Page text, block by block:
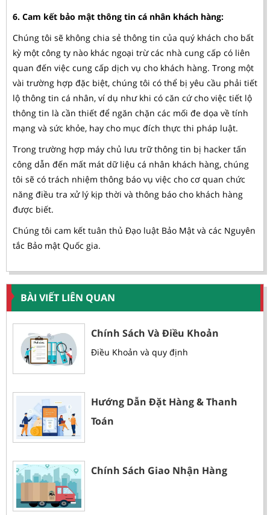
6. Cam kết bảo mật thông tin cá nhân khách hàng:
Chúng tôi sẽ không chia sẻ thông tin của quý khách cho bất
kỳ một công ty nào khác ngoại trừ các nhà cung cấp có liên
quan đến việc cung cấp dịch vụ cho khách hàng. Trong một
vài trường hợp đặc biệt, chúng tôi có thể bị yêu cầu phải tiết
lộ thông tin cá nhân, ví dụ như khi có căn cứ cho việc tiết lộ
thông tin là cần thiết để ngăn chặn các mối đe dọa về tính
mạng và sức khỏe, hay cho mục đích thực thi pháp luật.
Trong trường hợp máy chủ lưu trữ thông tin bị hacker tấn
công dẫn đến mất mát dữ liệu cá nhân khách hàng, chúng
tôi sẽ có trách nhiệm thông báo vụ việc cho cơ quan chức
năng điều tra xử lý kịp thời và thông báo cho khách hàng
được biết.
Chúng tôi cam kết tuân thủ Đạo luật Bảo Mật và các Nguyên
tắc Bảo mật Quốc gia.
BÀI VIẾT LIÊN QUAN
Chính Sách Và Điều Khoản
Điều Khoản và quy định
Hướng Dẫn Đặt Hàng & Thanh
Toán
Chính Sách Giao Nhận Hàng